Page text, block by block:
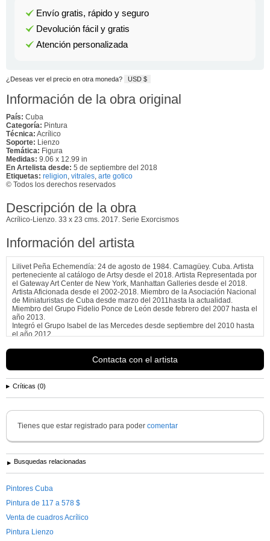
Envío gratis, rápido y seguro
Devolución fácil y gratis
Atención personalizada
¿Deseas ver el precio en otra moneda? USD $
Información de la obra original
País: Cuba
Categoría: Pintura
Técnica: Acrílico
Soporte: Lienzo
Temática: Figura
Medidas: 9.06 x 12.99 in
En Artelista desde: 5 de septiembre del 2018
Etiquetas: religion, vitrales, arte gotico
© Todos los derechos reservados
Descripción de la obra
Acrílico-Lienzo. 33 x 23 cms. 2017. Serie Exorcismos
Información del artista
Lilivet Peña Echemendía: 24 de agosto de 1984. Camagüey. Cuba. Artista
perteneciente al catálogo de Artsy desde el 2018. Artista Representada por
el Gateway Art Center de New York, Manhattan Galleries desde el 2018.
Artista Aficionada desde el 2002-2018. Miembro de la Asociación Nacional
de Miniaturistas de Cuba desde marzo del 2011hasta la actualidad.
Miembro del Grupo Fidelio Ponce de León desde febrero del 2007 hasta el
año 2013.
Integró el Grupo Isabel de las Mercedes desde septiembre del 2010 hasta
el año 2012.
Contacta con el artista
Críticas (0)
Tienes que estar registrado para poder comentar
Busquedas relacionadas
Pintores Cuba
Pintura de 117 a 578 $
Venta de cuadros Acrílico
Pintura Lienzo